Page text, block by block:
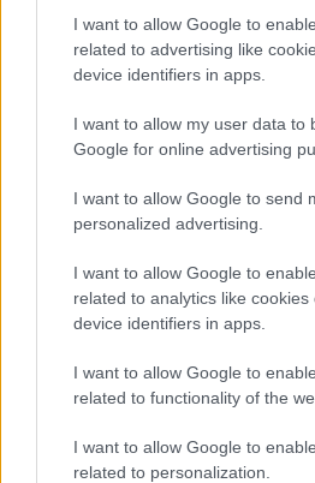
I want to allow Google to
related to advertising like
device identifiers in apps.
I want to allow my user data to
Google for online advertising
I want to allow Google to send
personalized advertising.
I want to allow Google to
related to analytics like cookies
device identifiers in apps.
I want to allow Google to
related to functionality of the
I want to allow Google to
related to personalization.
| 03.11.2022 07:20
Νέα έρευνα: Aπώλεια
υπεργλυκαιμία μπορεί
καρκίνου στο πάγκρεας